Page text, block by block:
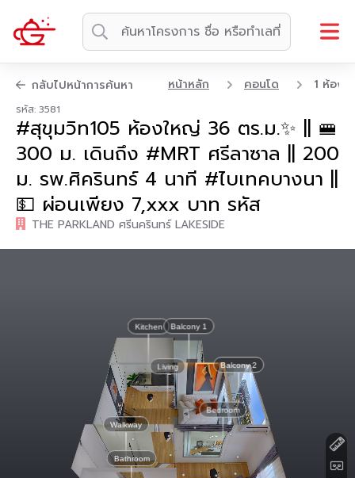
กลับไปหน้าการค้นหา หน้าหลัก คอนโด 1 ห้องน
รหัส: 3581
#สุขุมวิท105 ห้องใหญ่ 36 ตร.ม.✨ || 🚝
300 ม. เดินถึง #MRT ศรีลาซาล || 200
ม. รพ.ศิครินทร์ 4 นาที #ไบเทคบางนา ||
💵 ผ่อนเพียง 7,xxx บาท รหัส
THE PARKLAND ศรีนครินทร์ LAKESIDE